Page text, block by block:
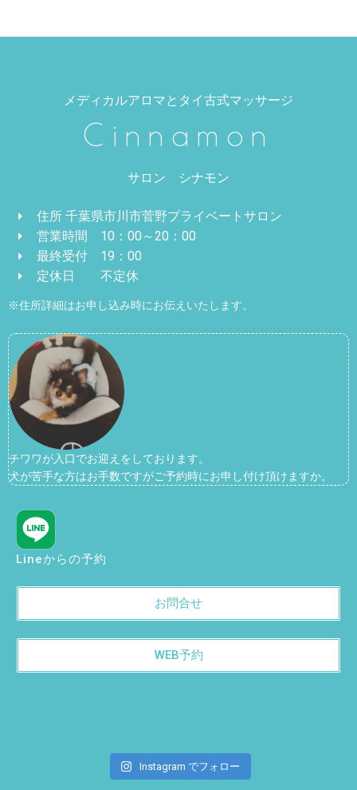
メディカルアロマとタイ古式マッサージ
Cinnamon
サロン シナモン
住所 千葉県市川市菅野プライベートサロン
営業時間 10：00～20：00
最終受付 19：00
定休日 不定休
※住所詳細はお申し込み時にお伝えいたします。
チワワが入口でお迎えをしております。
犬が苦手な方はお手数ですがご予約時にお申し付け頂けますか。
Lineからの予約
お問合せ
WEB予約
Instagram でフォロー